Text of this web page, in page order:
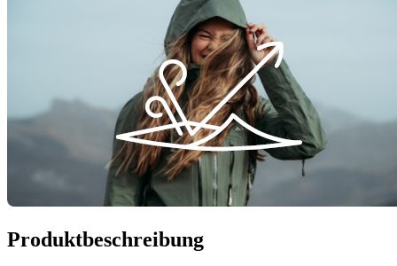
Produktbeschreibung